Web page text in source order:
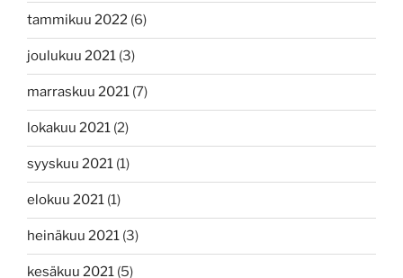
tammikuu 2022 (6)
joulukuu 2021 (3)
marraskuu 2021 (7)
lokakuu 2021 (2)
syyskuu 2021 (1)
elokuu 2021 (1)
heinäkuu 2021 (3)
kesäkuu 2021 (5)